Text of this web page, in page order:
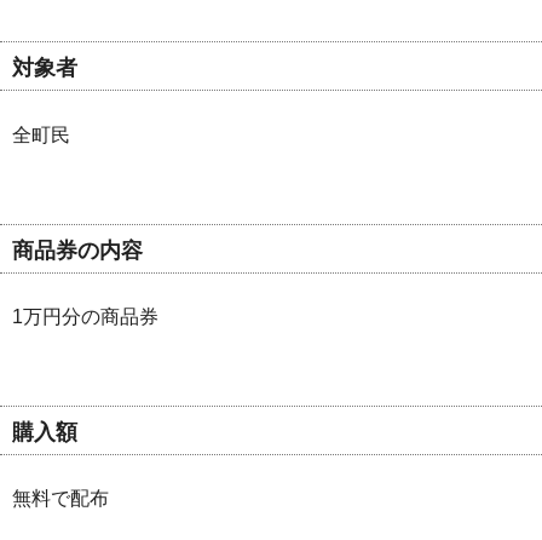
対象者
全町民
商品券の内容
1万円分の商品券
購入額
無料で配布